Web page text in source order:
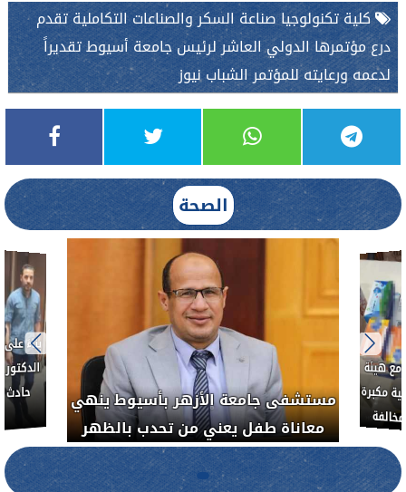
كلية تكنولوجيا صناعة السكر والصناعات التكاملية تقدم
درع مؤتمرها الدولي العاشر لرئيس جامعة أسيوط تقديراً
لدعمه ورعايته للمؤتمر الشباب نيوز
الصحة
بناءً
حادث
مستشفى جامعة الأزهر بأسيوط ينهي
معاناة طفل يعني من تحدب بالظهر
هيئة
مكبرة